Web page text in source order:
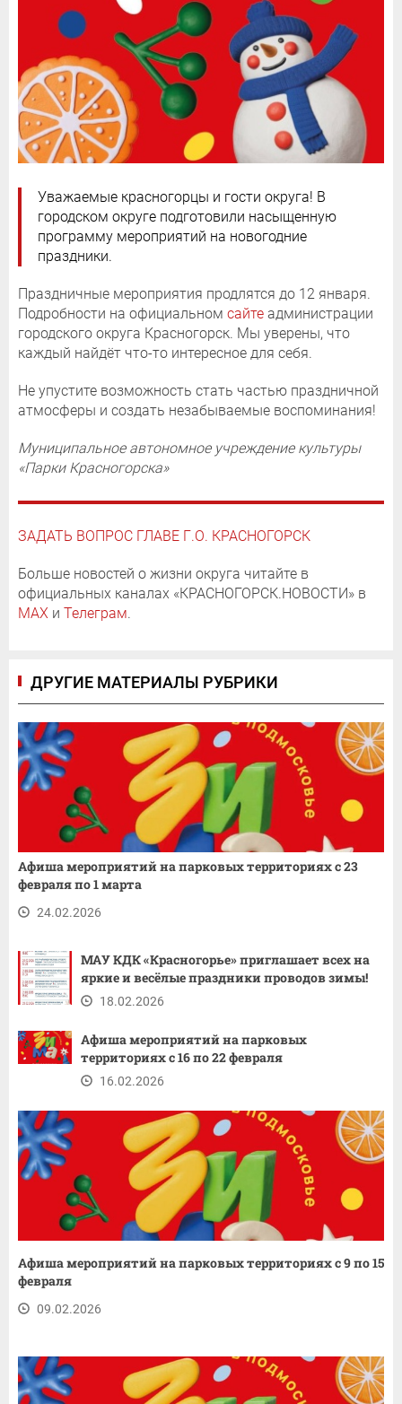
Уважаемые красногорцы и гости округа! В
городском округе подготовили насыщенную
программу мероприятий на новогодние
праздники.
Праздничные мероприятия продлятся до 12 января.
Подробности на официальном сайте администрации
городского округа Красногорск. Мы уверены, что
каждый найдёт что-то интересное для себя.
Не упустите возможность стать частью праздничной
атмосферы и создать незабываемые воспоминания!
Муниципальное автономное учреждение культуры
«Парки Красногорска»
ЗАДАТЬ ВОПРОС ГЛАВЕ Г.О. КРАСНОГОРСК
Больше новостей о жизни округа читайте в
официальных каналах «КРАСНОГОРСК.НОВОСТИ» в
MAX и Телеграм.
ДРУГИЕ МАТЕРИАЛЫ РУБРИКИ
Афиша мероприятий на парковых территориях с 23
февраля по 1 марта
24.02.2026
МАУ КДК «Красногорье» приглашает всех на
яркие и весёлые праздники проводов зимы!
18.02.2026
Афиша мероприятий на парковых
территориях с 16 по 22 февраля
16.02.2026
Афиша мероприятий на парковых территориях с 9 по 15
февраля
09.02.2026